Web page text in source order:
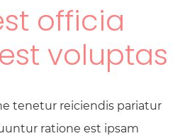
officia
voluptas
tenetur reiciendis pariatur
ratione est ipsam